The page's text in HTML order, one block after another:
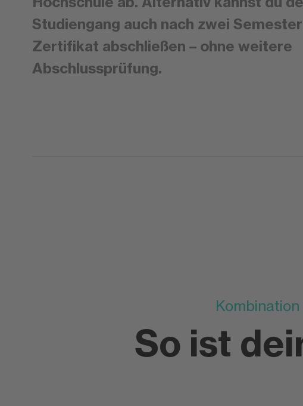
Studiengang auch nach zwei
Zertifikat abschließen – ohne weitere
Abschlussprüfung.
So ist